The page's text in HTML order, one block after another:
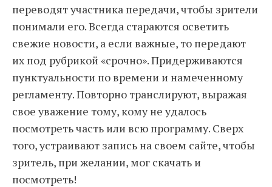
переводят участника передачи, чтобы зрители
понимали его. Всегда стараются осветить
свежие новости, а если важные, то передают
их под рубрикой «срочно». Придерживаются
пунктуальности по времени и намеченному
регламенту. Повторно транслируют, выражая
свое уважение тому, кому не удалось
посмотреть часть или всю программу. Сверх
того, устраивают запись на своем сайте, чтобы
зритель, при желании, мог скачать и
посмотреть!